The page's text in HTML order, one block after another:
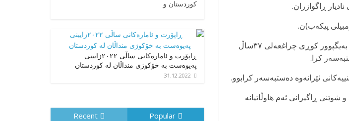
ڕاگوازران.
پیکەب)ن.
هەرلەم پێوەندییەدا دووشەممە ٢١ی سەرماوەز، هاوڵاتییەک بەناونیشانی مەحموود بەیگپوور کوڕی چراغعەلی ٣٧ساڵ
کرا.
ڕاگیرانی ئەم هاوڵاتیانە
کوردستان و
ڕاپۆرت و ئامارەکانی ساڵی ٢٠٢٢زایینی
پەیوەست بە خۆکوژی منداڵان لە کوردستان
31.12.2022
Popular
Recent